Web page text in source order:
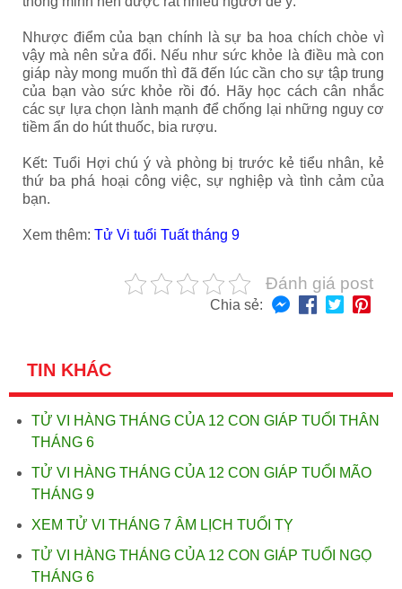
Nhược điểm của bạn chính là sự ba hoa chích chòe vì
vậy mà nên sửa đổi. Nếu như sức khỏe là điều mà con
giáp này mong muốn thì đã đến lúc cần cho sự tập trung
của bạn vào sức khỏe rồi đó. Hãy học cách cân nhắc
các sự lựa chọn lành mạnh để chống lại những nguy cơ
tiềm ẩn do hút thuốc, bia rượu.
Kết: Tuổi Hợi chú ý và phòng bị trước kẻ tiểu nhân, kẻ
thứ ba phá hoại công việc, sự nghiệp và tình cảm của
bạn.
Xem thêm: Tử Vi tuổi Tuất tháng 9
Đánh giá post
Chia sẻ:
TIN KHÁC
TỬ VI HÀNG THÁNG CỦA 12 CON GIÁP TUỔI THÂN
THÁNG 6
TỬ VI HÀNG THÁNG CỦA 12 CON GIÁP TUỔI MÃO
THÁNG 9
XEM TỬ VI THÁNG 7 ÂM LỊCH TUỔI TỴ
TỬ VI HÀNG THÁNG CỦA 12 CON GIÁP TUỔI NGỌ
THÁNG 6